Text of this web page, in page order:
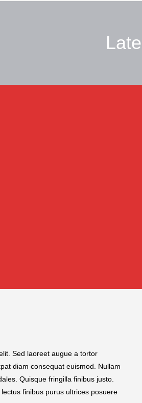
Sed laoreet augue a tortor
diam consequat euismod. Nullam
Quisque fringilla finibus justo.
finibus purus ultrices posuere